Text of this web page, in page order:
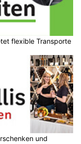
flexible Transporte
und